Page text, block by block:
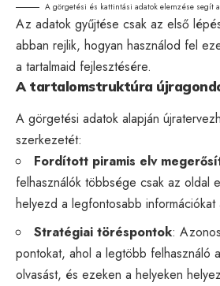
A görgetési és kattintási adatok elemzése segít a
Az adatok gyűjtése csak az első
abban rejlik, hogyan használod fel
a tartalmaid fejlesztésére.
A tartalomstruktúra
A görgetési adatok alapján
szerkezetét:
Fordított piramis elv
felhasználók többsége csak az oldal
helyezd a legfontosabb információkat
Stratégiai töréspontok:
pontokat, ahol a legtöbb felhasználó
olvasást, és ezeken a helyeken